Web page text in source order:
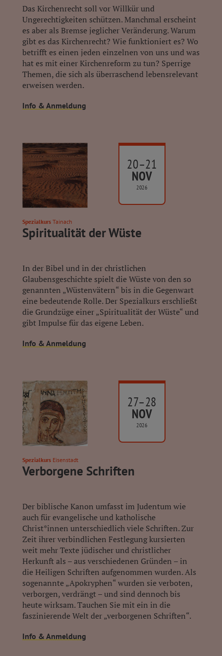
Das Kirchenrecht soll vor Willkür und
Ungerechtigkeiten schützen. Manchmal erscheint
es aber als Bremse jeglicher Veränderung. Warum
gibt es das Kirchenrecht? Wie funktioniert es? Wo
betrifft es einen jeden einzelnen von uns und was
hat es mit einer Kirchenreform zu tun? Sperrige
Themen, die sich als überraschend lebensrelevant
erweisen werden.
Info & Anmeldung
20–21
NOV
2026
Spezialkurs Tainach
Spiritualität der Wüste
In der Bibel und in der christlichen
Glaubensgeschichte spielt die Wüste von den so
genannten „Wüstenvätern“ bis in die Gegenwart
eine bedeutende Rolle. Der Spezialkurs erschließt
die Grundzüge einer „Spiritualität der Wüste“ und
gibt Impulse für das eigene Leben.
Info & Anmeldung
27–28
NOV
2026
Spezialkurs Eisenstadt
Verborgene Schriften
Der biblische Kanon umfasst im Judentum wie
auch für evangelische und katholische
Christ*innen unterschiedlich viele Schriften. Zur
Zeit ihrer verbindlichen Festlegung kursierten
weit mehr Texte jüdischer und christlicher
Herkunft als – aus verschiedenen Gründen – in
die Heiligen Schriften aufgenommen wurden. Als
sogenannte „Apokryphen“ wurden sie verboten,
verborgen, verdrängt – und sind dennoch bis
heute wirksam. Tauchen Sie mit ein in die
faszinierende Welt der „verborgenen Schriften“.
Info & Anmeldung